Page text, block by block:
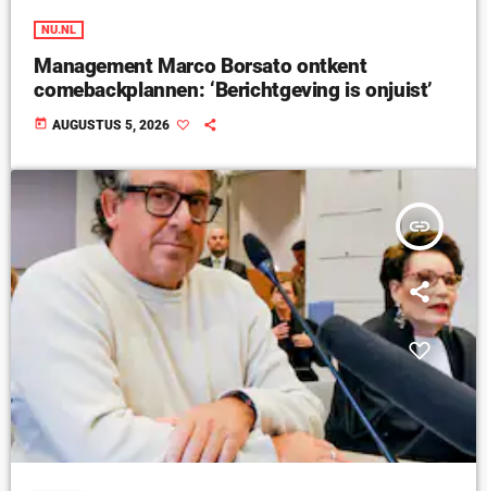
NU.NL
Management Marco Borsato ontkent
comebackplannen: ‘Berichtgeving is onjuist’
today AUGUSTUS 5, 2026
insert_link